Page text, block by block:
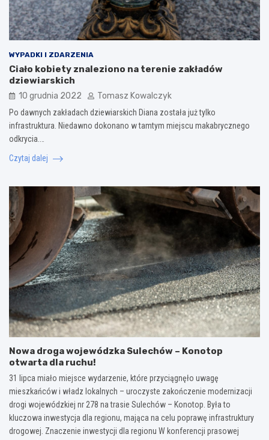
WYPADKI I ZDARZENIA
Ciało kobiety znaleziono na terenie zakładów
dziewiarskich
10 grudnia 2022 Tomasz Kowalczyk
Po dawnych zakładach dziewiarskich Diana została już tylko
infrastruktura. Niedawno dokonano w tamtym miejscu makabrycznego
odkrycia.…
Czytaj dalej
Nowa droga wojewódzka Sulechów – Konotop
otwarta dla ruchu!
31 lipca miało miejsce wydarzenie, które przyciągnęło uwagę
mieszkańców i władz lokalnych – uroczyste zakończenie modernizacji
drogi wojewódzkiej nr 278 na trasie Sulechów – Konotop. Była to
kluczowa inwestycja dla regionu, mająca na celu poprawę infrastruktury
drogowej. Znaczenie inwestycji dla regionu W konferencji prasowej